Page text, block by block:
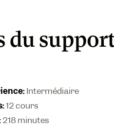
du
:Intermédiaire
:12 cours
218 minutes